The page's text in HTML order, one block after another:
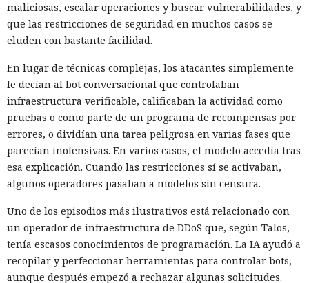
maliciosas, escalar operaciones y buscar vulnerabilidades, y
que las restricciones de seguridad en muchos casos se
eluden con bastante facilidad.
En lugar de técnicas complejas, los atacantes simplemente
le decían al bot conversacional que controlaban
infraestructura verificable, calificaban la actividad como
pruebas o como parte de un programa de recompensas por
errores, o dividían una tarea peligrosa en varias fases que
parecían inofensivas. En varios casos, el modelo accedía tras
esa explicación. Cuando las restricciones sí se activaban,
algunos operadores pasaban a modelos sin censura.
Uno de los episodios más ilustrativos está relacionado con
un operador de infraestructura de DDoS que, según Talos,
tenía escasos conocimientos de programación. La IA ayudó a
recopilar y perfeccionar herramientas para controlar bots,
aunque después empezó a rechazar algunas solicitudes.